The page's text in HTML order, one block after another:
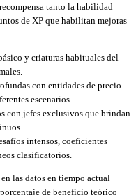
tanto la habilidad
de XP que habilitan mejoras
y criaturas habituales del
con entidades de precio
escenarios.
con jefes exclusivos que brindan
intensos, coeficientes
clasificatorios.
las datos en tiempo actual
de beneficio teórico